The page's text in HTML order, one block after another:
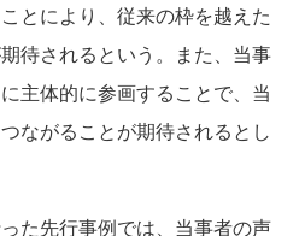
とにより、従来の枠を越えた
待されるという。また、当事
主体的に参画することで、当
ながることが期待されるとし
た先行事例では、当事者の声